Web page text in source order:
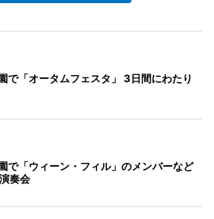
で「オータムフェスタ」 3日間にわたり
で「ウィーン・フィル」のメンバーなど
奏会